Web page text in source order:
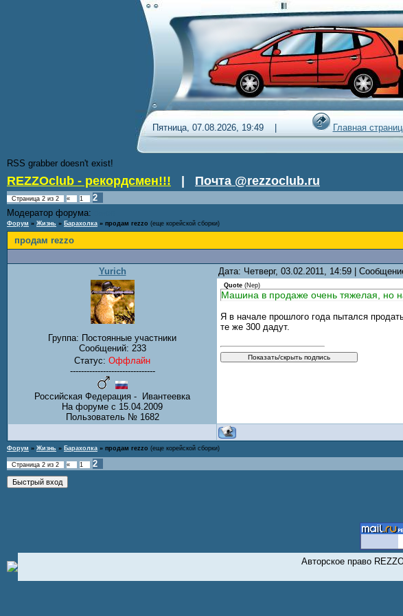
Пятница, 07.08.2026, 19:49 | Главная
RSS grabber doesn't exist!
REZZOclub - рекордсмен!!! Почта @rezzoclub.ru
Страница 2 из 2 « 1
2
Модератор форума:
Форум » Жизнь » Барахолка » продам rezzo (еще корейской сборки)
продам rezzo
Yurich Дата: Четверг, 03.02.2011, 14:59 |
Группа: Постоянные участники
Сообщений: 233
Статус: Оффлайн
-------------------------------
Российская Федерация - Ивантеевка
На форуме с 15.04.2009
Пользователь № 1682
Quote (Nep)
Машина в продаже очень тяжелая, но
Я в начале прошлого года пытался
те же 300 дадут.
Форум » Жизнь » Барахолка » продам rezzo (еще корейской сборки)
Страница 2 из 2 « 1
2
Авторское право